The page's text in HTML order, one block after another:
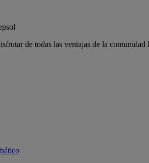
de todas las ventajas de la comunidad